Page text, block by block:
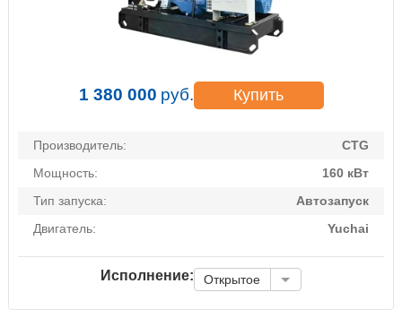
1 380 000 руб. Купить
Производитель:
CTG
Мощность:
160 кВт
Тип запуска:
Автозапуск
Двигатель:
Yuchai
Исполнение: Открытое